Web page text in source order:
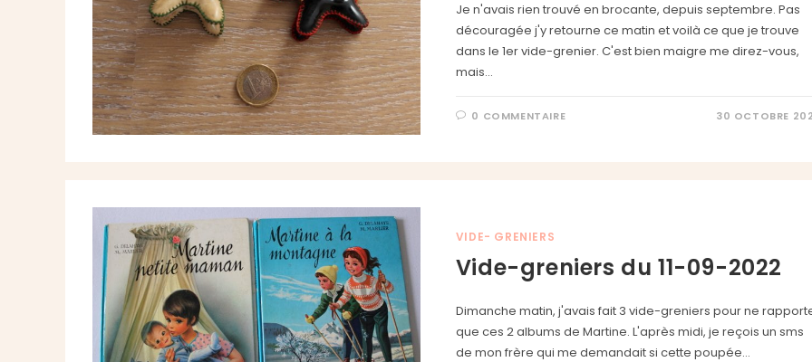
Je n'avais rien trouvé en brocante, depuis septembre. Pas
découragée j'y retourne ce matin et voilà ce que je trouve
dans le 1er vide-grenier. C'est bien maigre me direz-vous,
mais…
0 COMMENTAIRE 30 OCTOBRE
VIDE- GRENIERS
Vide-greniers du 11-09-2022
Dimanche matin, j'avais fait 3 vide-greniers pour ne
que ces 2 albums de Martine. L'après midi, je reçois un sms
de mon frère qui me demandait si cette poupée…